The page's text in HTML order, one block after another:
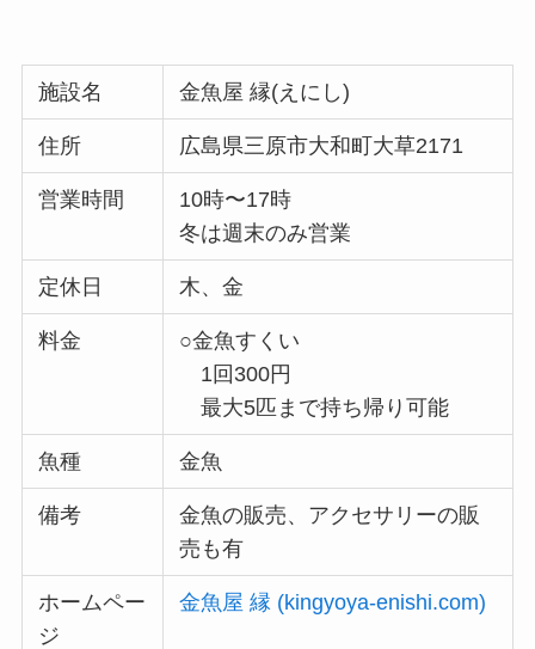
施設名 金魚屋 縁(えにし)
住所 広島県三原市大和町大草2171
営業時間
10時〜17時
冬は週末のみ営業
定休日 木、金
料金
○金魚すくい
1回300円
最大5匹まで持ち帰り可能
魚種 金魚
備考
金魚の販売、アクセサリーの販
売も有
ホームペー
ジ
金魚屋 縁 (kingyoya-enishi.com)